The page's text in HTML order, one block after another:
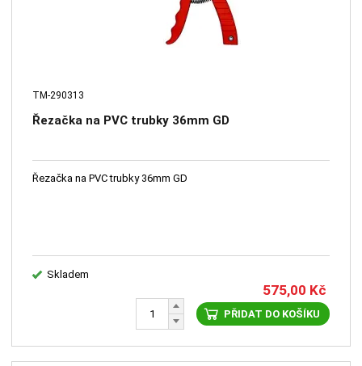
TM-290313
Řezačka na PVC trubky 36mm GD
Řezačka na PVC trubky 36mm GD
Skladem
575,00 Kč
PŘIDAT DO KOŠÍKU